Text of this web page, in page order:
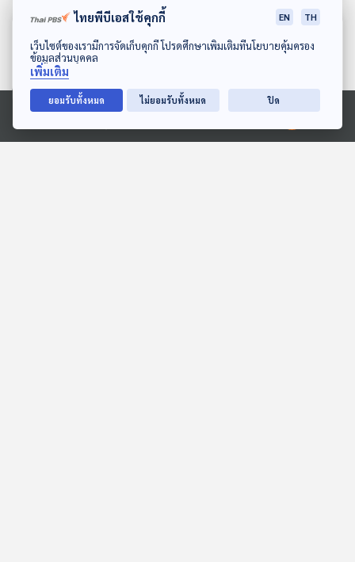
ดาวน์โหลด Thai PBS Podcast Application
Ⓒ 2020 องค์การกระจายเสียงและแพร่ภาพสาธารณะแห่งประเทศไทย
ตอนที่เกี่ยวข้อง
ไทยพีบีเอสใช้คุกกี้ EN TH
เว็บไซต์ของเรามีการจัดเก็บคุกกี้ โปรดศึกษาเพิ่มเติมที่นโยบายคุ้มครอง
ข้อมูลส่วนบุคคล
เพิ่มเติม
ยอมรับทั้งหมด ไม่ยอมรับทั้งหมด ปิด